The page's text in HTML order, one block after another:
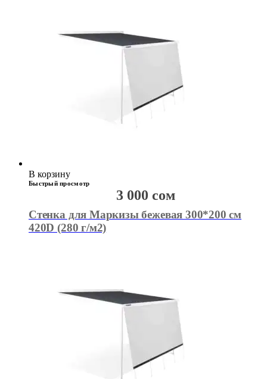
В корзину
Быстрый просмотр
Стенка для Маркизы бежевая 300*200 см
420D (280 г/м2)
3 000 сом